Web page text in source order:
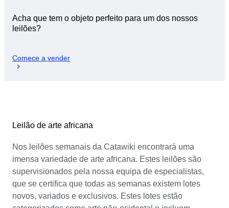
Acha que tem o objeto perfeito para um dos nossos
leilões?
Comece a vender
Leilão de arte africana
Nos leilões semanais da Catawiki encontrará uma
imensa variedade de arte africana. Estes leilões são
supervisionados pela nossa equipa de especialistas,
que se certifica que todas as semanas existem lotes
novos, variados e exclusivos. Estes lotes estão